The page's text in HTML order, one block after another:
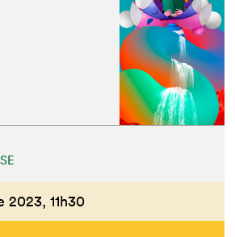
2023, 11h30